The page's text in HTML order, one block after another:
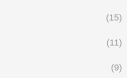
(15)
(11)
(9)